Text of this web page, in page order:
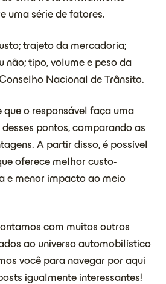
uma série de fatores.
trajeto da mercadoria;
não; tipo, volume e peso da
Nacional de Trânsito.
que o responsável faça uma
pontos, comparando as
A partir disso, é possível
oferece melhor custo-
e menor impacto ao meio
com muitos outros
ao universo automobilístico
você para navegar por aqui
igualmente interessantes!